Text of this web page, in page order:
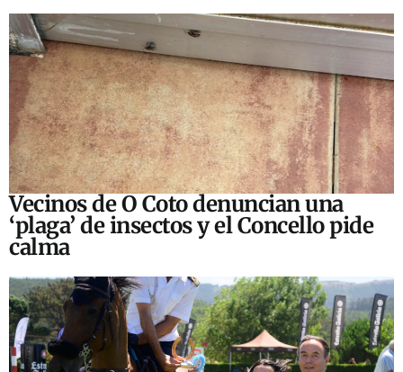
Vecinos de O Coto denuncian una
‘plaga’ de insectos y el Concello pide
calma